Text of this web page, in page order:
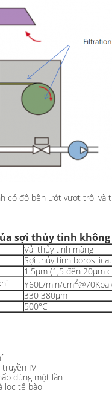
có độ bền ướt vượt trội và
sợi thủy tinh
Vải thủy tinh màng
Sợi thủy tinh
1.5μm (1,5 đến 20μm
¥60L/min/cm2
330 380μm
500°C
IV
dùng một lần
lọc tế bào